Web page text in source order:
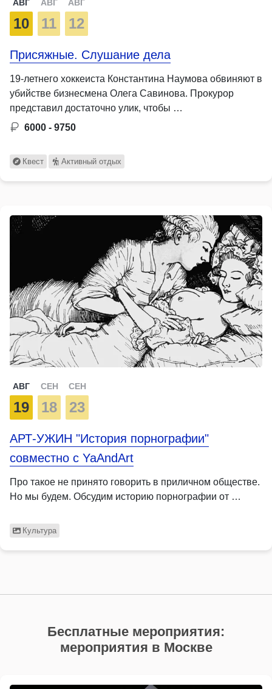
АВГ
10
АВГ
11
АВГ
12
Присяжные. Слушание дела
19-летнего хоккеиста Константина Наумова обвиняют в
убийстве бизнесмена Олега Савинова. Прокурор
представил достаточно улик, чтобы …
6000 - 9750
Квест Активный отдых
АВГ
19
СЕН
18
СЕН
23
АРТ-УЖИН "История порнографии"
совместно с YaAndArt
Про такое не принято говорить в приличном обществе.
Но мы будем. Обсудим историю порнографии от …
Культура
Бесплатные мероприятия:
мероприятия в Москве